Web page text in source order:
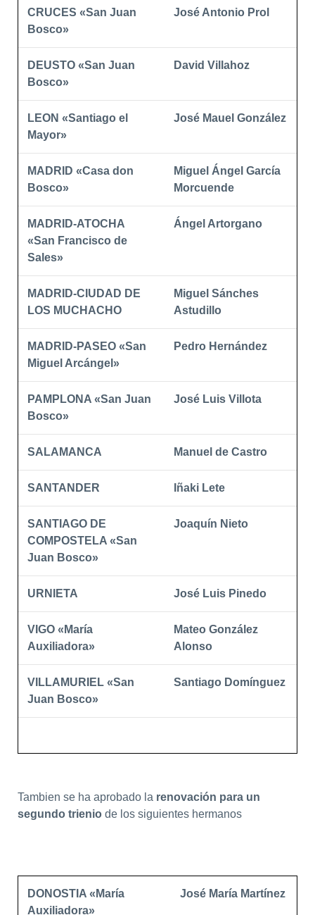
CRUCES «San Juan
Bosco»
José Antonio Prol
DEUSTO «San Juan
Bosco»
David Villahoz
LEON «Santiago el
Mayor»
José Mauel González
MADRID «Casa don
Bosco»
Miguel Ángel García
Morcuende
MADRID-ATOCHA
«San Francisco de
Sales»
Ángel Artorgano
MADRID-CIUDAD DE
LOS MUCHACHO
Miguel Sánches
Astudillo
MADRID-PASEO «San
Miguel Arcángel»
Pedro Hernández
PAMPLONA «San Juan
Bosco»
José Luis Villota
SALAMANCA Manuel de Castro
SANTANDER Iñaki Lete
SANTIAGO DE
COMPOSTELA «San
Juan Bosco»
Joaquín Nieto
URNIETA José Luis Pinedo
VIGO «María
Auxiliadora»
Mateo González
Alonso
VILLAMURIEL «San
Juan Bosco»
Santiago Domínguez
Tambien se ha aprobado la renovación para un
segundo trieniode los siguientes hermanos
DONOSTIA «María
Auxiliadora»
José María Martínez